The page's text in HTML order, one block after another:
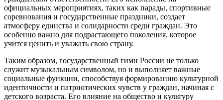
официальных мероприятиях, таких как парады, спортивные
соревнования и государственные праздники, создает
атмосферу единства и солидарности среди граждан. Это
особенно важно для подрастающего поколения, которое
учится ценить и уважать свою страну.
Таким образом, государственный гимн России не только
служит музыкальным символом, но и выполняет важные
социальные функции, способствуя формированию культурной
идентичности и патриотических чувств у граждан, начиная с
детского возраста. Его влияние на общество и культуру